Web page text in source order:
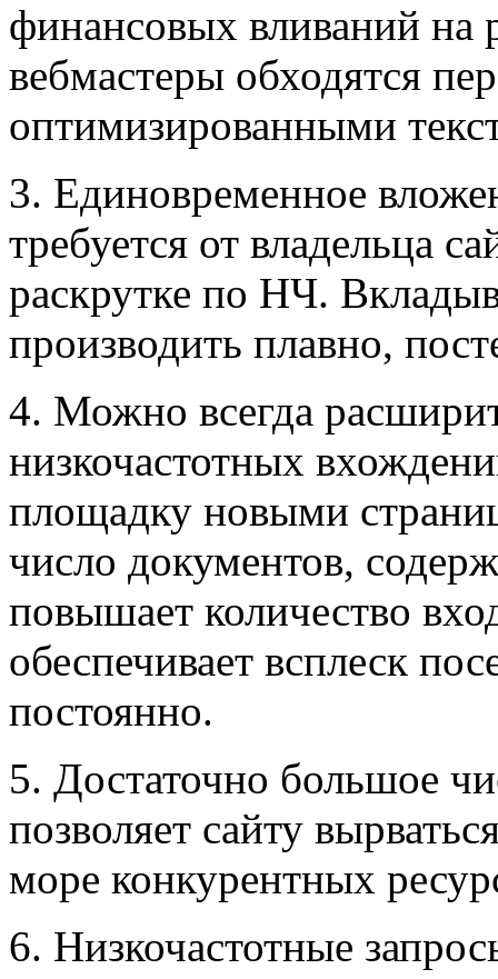
финансовых вливаний на
вебмастеры обходятся
оптимизированными
3. Единовременное
требуется от владельца
раскрутке по НЧ.
производить плавно,
4. Можно всегда
низкочастотных
площадку новыми
число документов,
повышает количество
обеспечивает всплеск
постоянно.
5. Достаточно большое
позволяет сайту
море конкурентных
6. Низкочастотные